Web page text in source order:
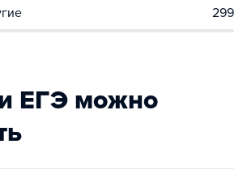
299
ЕГЭ можно